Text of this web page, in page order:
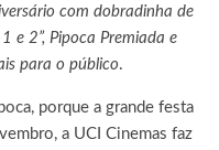
com dobradinha de
e 2”, Pipoca Premiada e
para o público.
porque a grande festa
a UCI Cinemas faz